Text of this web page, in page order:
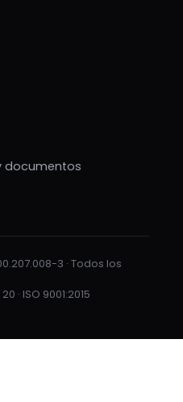
documentos
3 · Todos los
· ISO 9001:2015